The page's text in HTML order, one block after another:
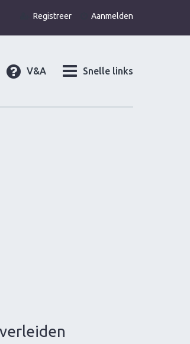
Aanmelden
Registreer
Snelle links
V&A